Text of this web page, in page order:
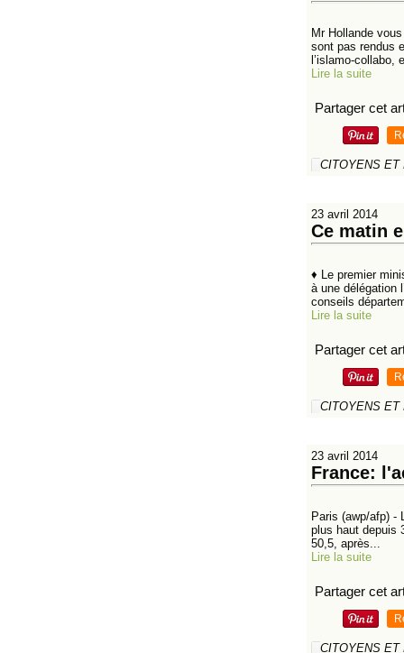
Mr Hollande
sont pas rendus
l’islamo-collabo,
Lire la suite
Partager cet
CITOYENS ET
23 avril 2014
Ce matin
♦ Le premier
à une délégation
conseils
Lire la suite
Partager cet
CITOYENS ET
23 avril 2014
France:
Paris (awp/afp) -
plus haut depuis
50,5, après...
Lire la suite
Partager cet
CITOYENS ET